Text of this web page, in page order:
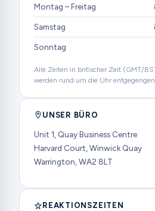
Montag – Freitag
Samstag
Sonntag
Alle Zeiten in britischer Zeit (GMT/
werden rund um die Uhr
UNSER BÜRO
Unit 1, Quay Business Centre
Harvard Court, Winwick Quay
Warrington, WA2 8LT
REAKTIONSZEITEN